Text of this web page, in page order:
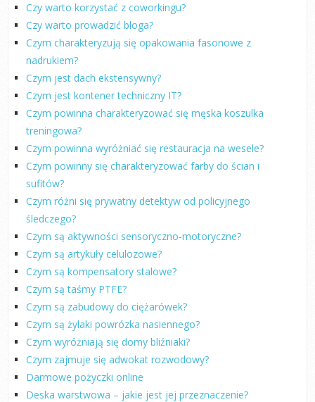
Czy warto korzystać z coworkingu?
Czy warto prowadzić bloga?
Czym charakteryzują się opakowania fasonowe z
nadrukiem?
Czym jest dach ekstensywny?
Czym jest kontener techniczny IT?
Czym powinna charakteryzować się męska koszulka
treningowa?
Czym powinna wyróżniać się restauracja na wesele?
Czym powinny się charakteryzować farby do ścian i
sufitów?
Czym różni się prywatny detektyw od policyjnego
śledczego?
Czym są aktywności sensoryczno-motoryczne?
Czym są artykuły celulozowe?
Czym są kompensatory stalowe?
Czym są taśmy PTFE?
Czym są zabudowy do ciężarówek?
Czym są żylaki powrózka nasiennego?
Czym wyróżniają się domy bliźniaki?
Czym zajmuje się adwokat rozwodowy?
Darmowe pożyczki online
Deska warstwowa – jakie jest jej przeznaczenie?